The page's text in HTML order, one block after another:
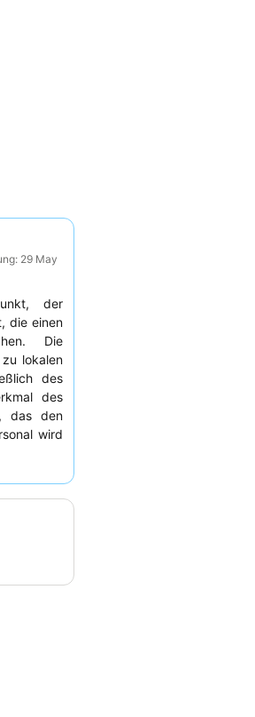
29 May
der
die einen
Die
lokalen
des
des
, das den
wird
um das